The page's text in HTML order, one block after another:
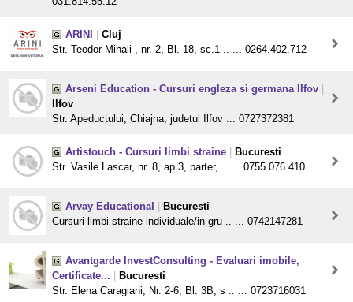
ARINI
Cluj
Str. Teodor Mihali , nr. 2, Bl. 18, sc.1 .. ... 0264.402.712
Arseni Education - Cursuri engleza si germana Ilfov
Ilfov
Str. Apeductului, Chiajna, judetul Ilfov ... 0727372381
Artistouch - Cursuri limbi straine
Bucuresti
Str. Vasile Lascar, nr. 8, ap.3, parter, .. ... 0755.076.410
Arvay Educational
Bucuresti
Cursuri limbi straine individuale/in gru .. ... 0742147281
Avantgarde InvestConsulting - Evaluari imobile,
Certificate...
Bucuresti
Str. Elena Caragiani, Nr. 2-6, Bl. 3B, s .. ... 0723716031